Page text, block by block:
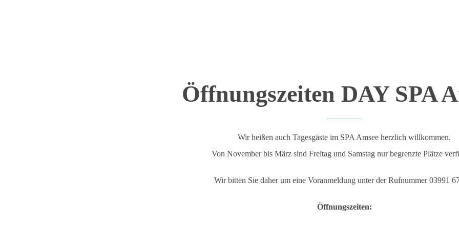
Öffnungszeiten DAY SPA
Wir heißen auch Tagesgäste im SPA Amsee herzlich willkommen.
Von November bis März sind Freitag und Samstag nur begrenzte Plätze
Wir bitten Sie daher um eine Voranmeldung unter der Rufnummer 03991
Öffnungszeiten: